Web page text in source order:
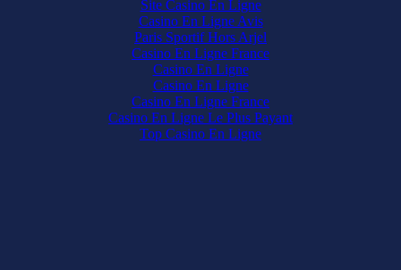
Site Casino En Ligne
Casino En Ligne Avis
Paris Sportif Hors Arjel
Casino En Ligne France
Casino En Ligne
Casino En Ligne
Casino En Ligne France
Casino En Ligne Le Plus Payant
Top Casino En Ligne